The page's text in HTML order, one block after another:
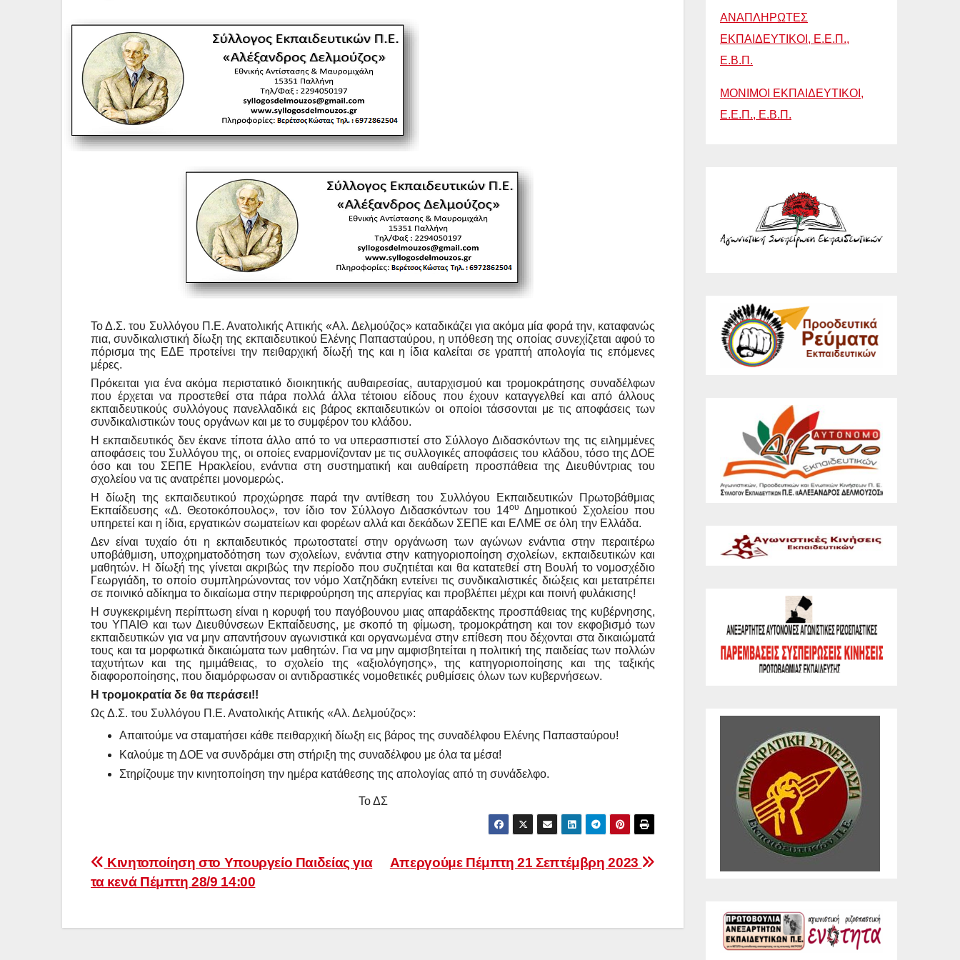
Το Δ.Σ. του Συλλόγου Π.Ε. Ανατολικής Αττικής «Αλ. Δελμούζος» καταδικάζει για ακόμα μία φορά την, καταφανώς
πια, συνδικαλιστική δίωξη της εκπαιδευτικού Ελένης Παπασταύρου, η υπόθεση της οποίας συνεχίζεται αφού το
πόρισμα της ΕΔΕ προτείνει την πειθαρχική δίωξή της και η ίδια καλείται σε γραπτή απολογία τις επόμενες
μέρες.
Πρόκειται για ένα ακόμα περιστατικό διοικητικής αυθαιρεσίας, αυταρχισμού και τρομοκράτησης συναδέλφων
που έρχεται να προστεθεί στα πάρα πολλά άλλα τέτοιου είδους που έχουν καταγγελθεί και από άλλους
εκπαιδευτικούς συλλόγους πανελλαδικά εις βάρος εκπαιδευτικών οι οποίοι τάσσονται με τις αποφάσεις των
συνδικαλιστικών τους οργάνων και με το συμφέρον του κλάδου.
Η εκπαιδευτικός δεν έκανε τίποτα άλλο από το να υπερασπιστεί στο Σύλλογο Διδασκόντων της τις ειλημμένες
αποφάσεις του Συλλόγου της, οι οποίες εναρμονίζονταν με τις συλλογικές αποφάσεις του κλάδου, τόσο της ΔΟΕ
όσο και του ΣΕΠΕ Ηρακλείου, ενάντια στη συστηματική και αυθαίρετη προσπάθεια της Διευθύντριας του
σχολείου να τις ανατρέπει μονομερώς.
Η δίωξη της εκπαιδευτικού προχώρησε παρά την αντίθεση του Συλλόγου Εκπαιδευτικών Πρωτοβάθμιας
Εκπαίδευσης «Δ. Θεοτοκόπουλος», τον ίδιο τον Σύλλογο Διδασκόντων του 14ου Δημοτικού Σχολείου που
υπηρετεί και η ίδια, εργατικών σωματείων και φορέων αλλά και δεκάδων ΣΕΠΕ και ΕΛΜΕ σε όλη την Ελλάδα.
Δεν είναι τυχαίο ότι η εκπαιδευτικός πρωτοστατεί στην οργάνωση των αγώνων ενάντια στην περαιτέρω
υποβάθμιση, υποχρηματοδότηση των σχολείων, ενάντια στην κατηγοριοποίηση σχολείων, εκπαιδευτικών και
μαθητών. Η δίωξή της γίνεται ακριβώς την περίοδο που συζητιέται και θα κατατεθεί στη Βουλή το νομοσχέδιο
Γεωργιάδη, το οποίο συμπληρώνοντας τον νόμο Χατζηδάκη εντείνει τις συνδικαλιστικές διώξεις και μετατρέπει
σε ποινικό αδίκημα το δικαίωμα στην περιφρούρηση της απεργίας και προβλέπει μέχρι και ποινή φυλάκισης!
Η συγκεκριμένη περίπτωση είναι η κορυφή του παγόβουνου μιας απαράδεκτης προσπάθειας της κυβέρνησης,
του ΥΠΑΙΘ και των Διευθύνσεων Εκπαίδευσης, με σκοπό τη φίμωση, τρομοκράτηση και τον εκφοβισμό των
εκπαιδευτικών για να μην απαντήσουν αγωνιστικά και οργανωμένα στην επίθεση που δέχονται στα δικαιώματά
τους και τα μορφωτικά δικαιώματα των μαθητών. Για να μην αμφισβητείται η πολιτική της παιδείας των πολλών
ταχυτήτων και της ημιμάθειας, το σχολείο της «αξιολόγησης», της κατηγοριοποίησης και της ταξικής
διαφοροποίησης, που διαμόρφωσαν οι αντιδραστικές νομοθετικές ρυθμίσεις όλων των κυβερνήσεων.
Η τρομοκρατία δε θα περάσει!!
Ως Δ.Σ. του Συλλόγου Π.Ε. Ανατολικής Αττικής «Αλ. Δελμούζος»:
Απαιτούμε να σταματήσει κάθε πειθαρχική δίωξη εις βάρος της συναδέλφου Ελένης Παπασταύρου!
Καλούμε τη ΔΟΕ να συνδράμει στη στήριξη της συναδέλφου με όλα τα μέσα!
Στηρίζουμε την κινητοποίηση την ημέρα κατάθεσης της απολογίας από τη συνάδελφο.
Το ΔΣ
Πλοήγηση
άρθρων
Απεργούμε Πέμπτη 21 Σεπτέμβρη 2023
Kινητοποίηση στο Υπουργείο Παιδείας για
τα κενά Πέμπτη 28/9 14:00
ΑΝΑΠΛΗΡΩΤΕΣ
ΕΚΠΑΙΔΕΥΤΙΚΟΙ, Ε.Ε.Π.,
Ε.Β.Π.
ΜΟΝΙΜΟΙ ΕΚΠΑΙΔΕΥΤΙΚΟΙ,
Ε.Ε.Π., Ε.Β.Π.